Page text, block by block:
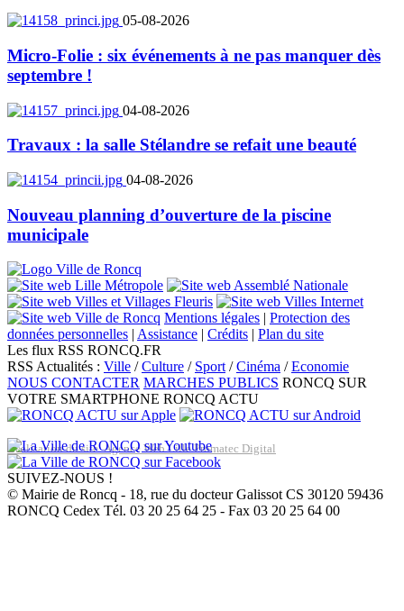
05-08-2026
Micro-Folie : six événements à ne pas manquer dès
septembre !
04-08-2026
Travaux : la salle Stélandre se refait une beauté
04-08-2026
Nouveau planning d’ouverture de la piscine
municipale
Mentions légales | Protection des
données personnelles | Assistance | Crédits | Plan du site
Les flux RSS RONCQ.FR
RSS Actualités : Ville /Culture / Sport/Cinéma /Economie
NOUS CONTACTER MARCHES PUBLICS RONCQ SUR
VOTRE SMARTPHONE RONCQ ACTU
Réalisation du site: Agence Web Lille Promatec Digital
SUIVEZ-NOUS !
© Mairie de Roncq - 18, rue du docteur Galissot CS 30120 59436
RONCQ Cedex Tél. 03 20 25 64 25 - Fax 03 20 25 64 00